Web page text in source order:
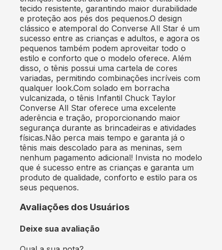
tecido resistente, garantindo maior durabilidade
e proteção aos pés dos pequenos.O design
clássico e atemporal do Converse All Star é um
sucesso entre as crianças e adultos, e agora os
pequenos também podem aproveitar todo o
estilo e conforto que o modelo oferece. Além
disso, o tênis possui uma cartela de cores
variadas, permitindo combinações incríveis com
qualquer look.Com solado em borracha
vulcanizada, o tênis Infantil Chuck Taylor
Converse All Star oferece uma excelente
aderência e tração, proporcionando maior
segurança durante as brincadeiras e atividades
físicas.Não perca mais tempo e garanta já o
tênis mais descolado para as meninas, sem
nenhum pagamento adicional! Invista no modelo
que é sucesso entre as crianças e garanta um
produto de qualidade, conforto e estilo para os
seus pequenos.
Avaliações dos Usuários
Deixe sua avaliação